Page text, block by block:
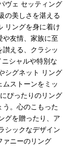
ヴェ セッティング
の美しさを湛える
リングを身に着け
友情、家族に至
讃える、クラシッ
シャルや特別な
シグネット リング
ムストーンをミッ
ぴったりのリング
う。心のこもった
グを贈ったり、ア
シックなデザイン
ァニーのリング